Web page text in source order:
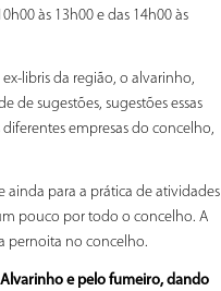
às 13h00 e das 14h00 às
libris da região, o alvarinho,
de sugestões, sugestões essas
empresas do concelho,
ainda para a prática de atividades
pouco por todo o concelho. A
pernoita no concelho.
e pelo fumeiro, dando